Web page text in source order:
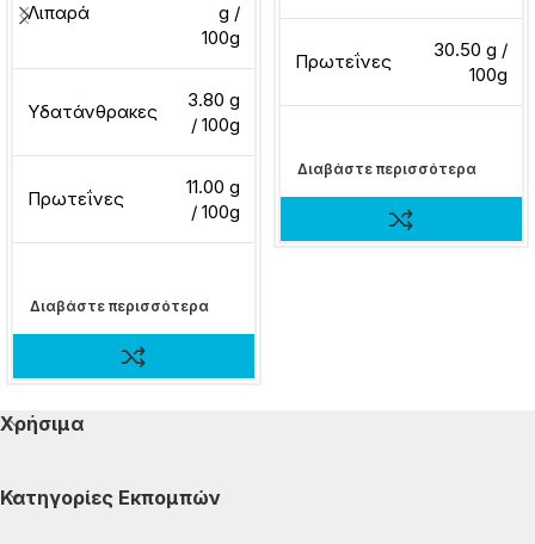
Λιπαρά
g /
100g
Υδατάνθρακες
3.80 g
/ 100g
Πρωτεΐνες
11.00 g
/ 100g
Διαβάστε περισσότερα
Πρωτεΐνες
30.50 g /
100g
Διαβάστε περισσότερα
Χρήσιμα
Κατηγορίες Εκπομπών